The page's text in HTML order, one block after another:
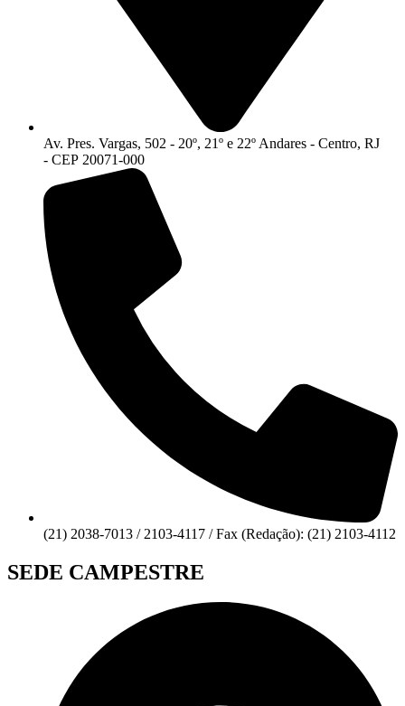
Av. Pres. Vargas, 502 - 20º, 21º e 22º Andares - Centro, RJ
- CEP 20071-000
(21) 2038-7013 / 2103-4117 / Fax (Redação): (21) 2103-4112
SEDE CAMPESTRE